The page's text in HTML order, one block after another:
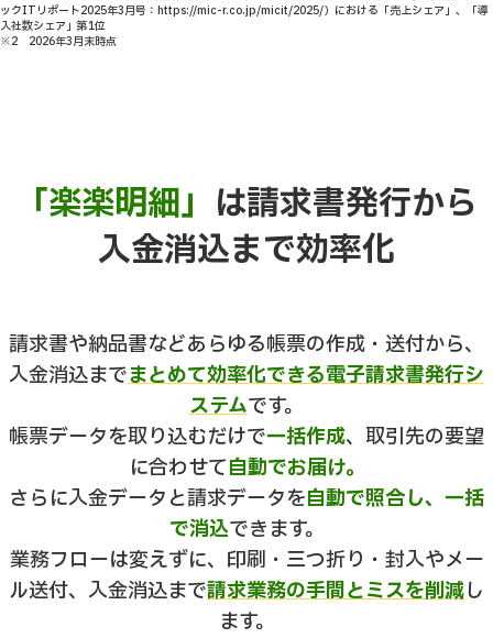
ックITリポート2025年3月号：https://mic-r.co.jp/micit/2025/）における「売上シェア」、「導
入社数シェア」第1位
※2 2026年3月末時点
「楽楽明細」 は請求書発行から
入金消込まで効率化
請求書や納品書などあらゆる帳票の作成・送付から、
入金消込までまとめて効率化できる電子請求書発行シ
ステムです。
帳票データを取り込むだけで一括作成、取引先の要望
に合わせて自動でお届け。
さらに入金データと請求データを自動で照合し、一括
で消込できます。
業務フローは変えずに、印刷・三つ折り・封入やメー
ル送付、入金消込まで請求業務の手間とミスを削減し
ます。